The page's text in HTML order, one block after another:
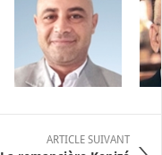
ARTICLE SUIVANT